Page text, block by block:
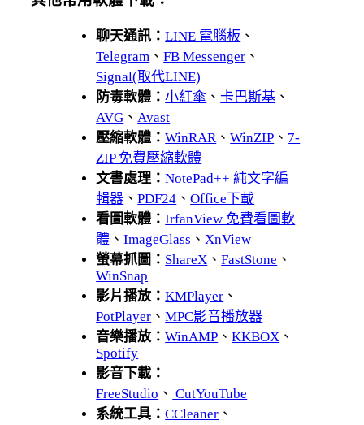
聊天通訊：LINE 電腦板 、
Telegram 、FB Messenger 、
Signal(取代LINE)
防毒軟體：小紅傘 、卡巴斯基 、
AVG 、 Avast
壓縮軟體：WinRAR 、WinZIP 、 7-
ZIP 免費壓縮軟體
文書處理：NotePad++ 純文字編
輯器 、PDF24 、Office下載
看圖軟體：IrfanView 免費看圖軟
體 、ImageGlass 、 XnView
螢幕抓圖： ShareX 、FastStone 、
WinSnap
影片播放：KMPlayer 、
PotPlayer 、MPC影音播放器
音樂播放：WinAMP 、KKBOX 、
Spotify
影音下載：
FreeStudio 、 CutYouTube
系統工具：CCleaner 、